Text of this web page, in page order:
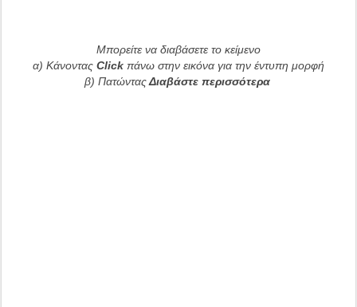
Μπορείτε να διαβάσετε το κείμενο
α) Κάνοντας Click πάνω στην εικόνα για την έντυπη μορφή
β) ΠατώνταςΔιαβάστε περισσότερα